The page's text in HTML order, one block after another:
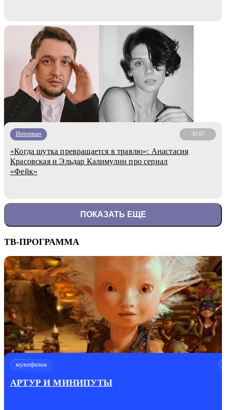
Интервью 30.07
«Когда шутка превращается в травлю»: Анастасия
Красовская и Эльдар Калимулин про сериал
«Фейк»
ПОКАЗАТЬ ЕЩЕ
ТВ-ПРОГРАММА
мультфильм
АРТУР И МИНИПУТЫ